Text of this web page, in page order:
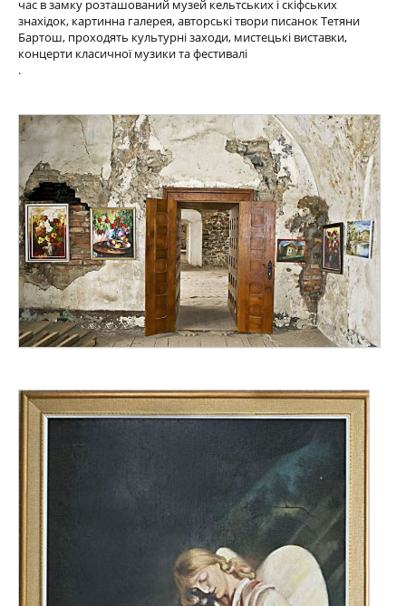
час в замку розташований музей кельтських і скіфських
знахідок, картинна галерея, авторські твори писанок Тетяни
Бартош, проходять культурні заходи, мистецькі виставки,
концерти класичної музики та фестивалі
.